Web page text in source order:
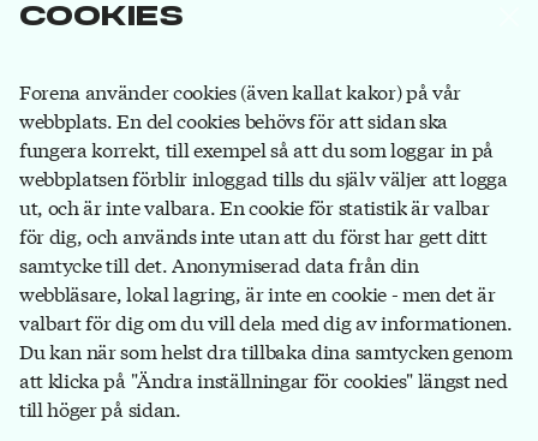
Cookies
Forena använder cookies (även kallat kakor) på vår
webbplats. En del cookies behövs för att sidan ska
fungera korrekt, till exempel så att du som loggar in på
webbplatsen förblir inloggad tills du själv väljer att logga
ut, och är inte valbara. En cookie för statistik är valbar
för dig, och används inte utan att du först har gett ditt
samtycke till det. Anonymiserad data från din
webbläsare, lokal lagring, är inte en cookie - men det är
valbart för dig om du vill dela med dig av informationen.
Du kan när som helst dra tillbaka dina samtycken genom
att klicka på "Ändra inställningar för cookies" längst ned
till höger på sidan.
försäkringsbranschen. Våra medlemmar jobbar på
försäkringsbolag och hos försäkringsförmedlare.Bli
medlemdu också!
Forena
Box 1116
111 81 Stockholm
08-791 17 00
info@forena.se